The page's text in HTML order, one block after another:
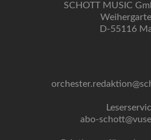
SCHOTT MUSIC
D-55116
abo-